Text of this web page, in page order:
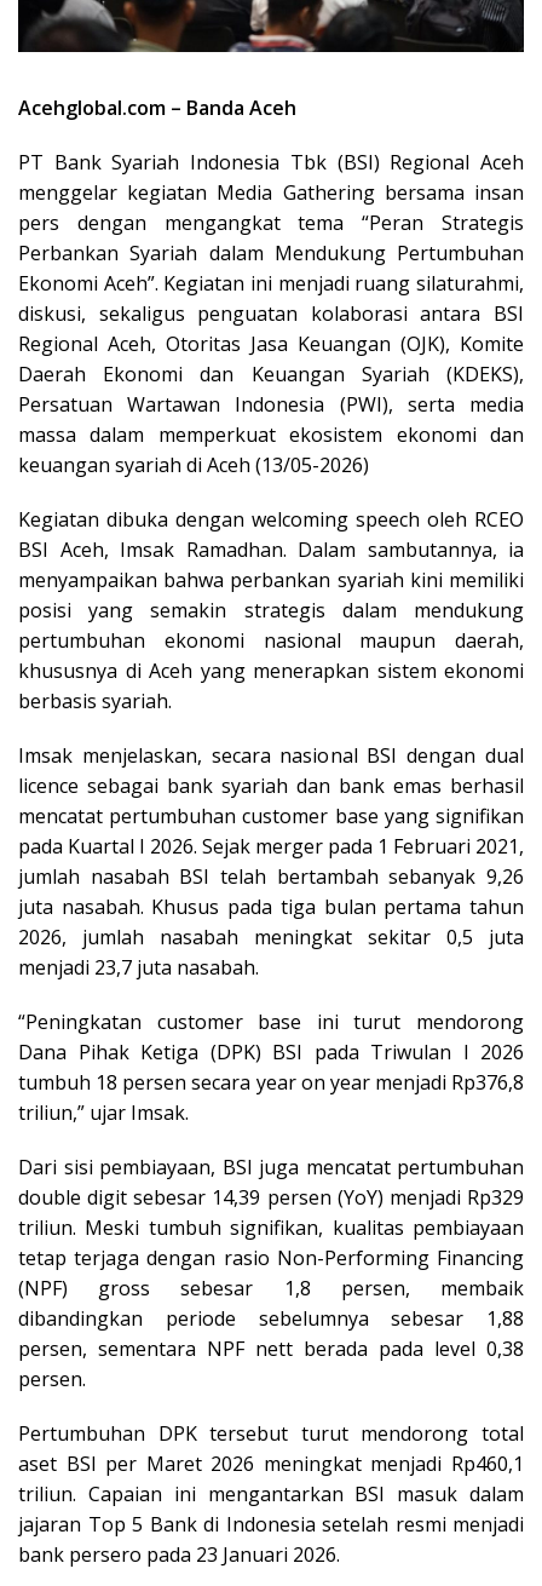
Acehglobal.com – Banda Aceh
PT Bank Syariah Indonesia Tbk (BSI) Regional Aceh
menggelar kegiatan Media Gathering bersama insan
pers dengan mengangkat tema “Peran Strategis
Perbankan Syariah dalam Mendukung Pertumbuhan
Ekonomi Aceh”. Kegiatan ini menjadi ruang silaturahmi,
diskusi, sekaligus penguatan kolaborasi antara BSI
Regional Aceh, Otoritas Jasa Keuangan (OJK), Komite
Daerah Ekonomi dan Keuangan Syariah (KDEKS),
Persatuan Wartawan Indonesia (PWI), serta media
massa dalam memperkuat ekosistem ekonomi dan
keuangan syariah di Aceh (13/05-2026)
Kegiatan dibuka dengan welcoming speech oleh RCEO
BSI Aceh, Imsak Ramadhan. Dalam sambutannya, ia
menyampaikan bahwa perbankan syariah kini memiliki
posisi yang semakin strategis dalam mendukung
pertumbuhan ekonomi nasional maupun daerah,
khususnya di Aceh yang menerapkan sistem ekonomi
berbasis syariah.
Imsak menjelaskan, secara nasional BSI dengan dual
licence sebagai bank syariah dan bank emas berhasil
mencatat pertumbuhan customer base yang signifikan
pada Kuartal I 2026. Sejak merger pada 1 Februari 2021,
jumlah nasabah BSI telah bertambah sebanyak 9,26
juta nasabah. Khusus pada tiga bulan pertama tahun
2026, jumlah nasabah meningkat sekitar 0,5 juta
menjadi 23,7 juta nasabah.
“Peningkatan customer base ini turut mendorong
Dana Pihak Ketiga (DPK) BSI pada Triwulan I 2026
tumbuh 18 persen secara year on year menjadi Rp376,8
triliun,” ujar Imsak.
Dari sisi pembiayaan, BSI juga mencatat pertumbuhan
double digit sebesar 14,39 persen (YoY) menjadi Rp329
triliun. Meski tumbuh signifikan, kualitas pembiayaan
tetap terjaga dengan rasio Non-Performing Financing
(NPF) gross sebesar 1,8 persen, membaik
dibandingkan periode sebelumnya sebesar 1,88
persen, sementara NPF nett berada pada level 0,38
persen.
Pertumbuhan DPK tersebut turut mendorong total
aset BSI per Maret 2026 meningkat menjadi Rp460,1
triliun. Capaian ini mengantarkan BSI masuk dalam
jajaran Top 5 Bank di Indonesia setelah resmi menjadi
bank persero pada 23 Januari 2026.